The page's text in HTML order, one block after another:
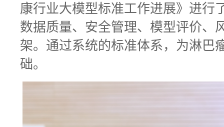
康行业大模型标准工作进展》进行
数据质量、安全管理、模型评价、
架。通过系统的标准体系，为淋巴
础。